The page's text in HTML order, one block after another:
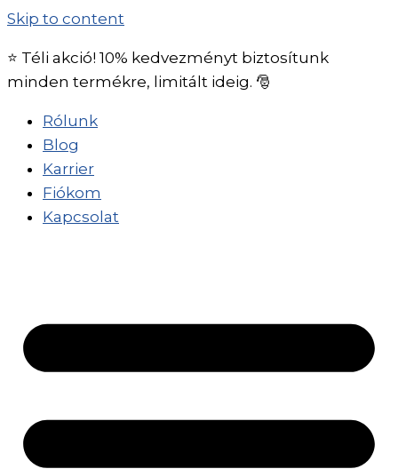
Skip to content
⭐ Téli akció! 10% kedvezményt biztosítunk
minden termékre, limitált ideig. 🎅
Rólunk
Blog
Karrier
Fiókom
Kapcsolat